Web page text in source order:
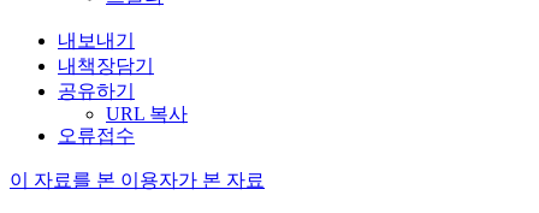
내보내기
내책장담기
공유하기
URL 복사
오류접수
이 자료를 본 이용자가 본 자료